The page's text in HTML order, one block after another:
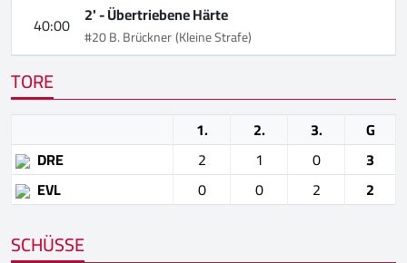
40:00 2' -Übertriebene Härte
#20 B. Brückner(Kleine Strafe)
TORE
1. 2. 3.
G
DRE
2 1 0
3
EVL
0 0 2 2
SCHÜSSE